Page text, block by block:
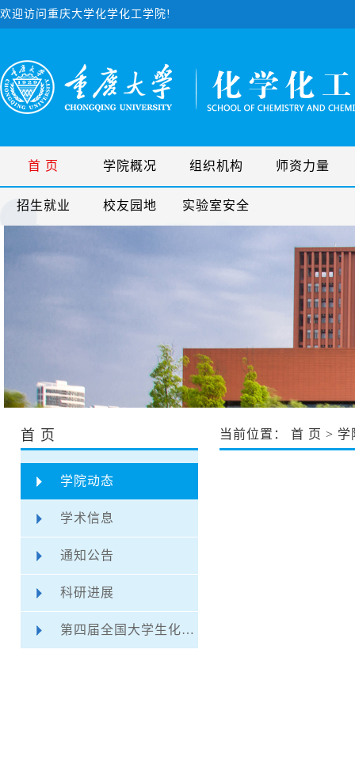
欢迎访问重庆大学化学化工学院!
首 页 学院概况 组织机构 师资力量
招生就业 校友园地 实验室安全
首 页
学院动态
学术信息
通知公告
科研进展
第四届全国大学生化学实验创新设计大赛
当前位置： 首 页 > 学